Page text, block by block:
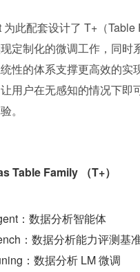
为此配套设计了 T+（
定制化的微调工作，同时
性的体系支撑更高效的实
用户在无感知的情况下即
。
Table Family （T+）
：数据分析智能体
：数据分析能力评测基
：数据分析 LM 微调